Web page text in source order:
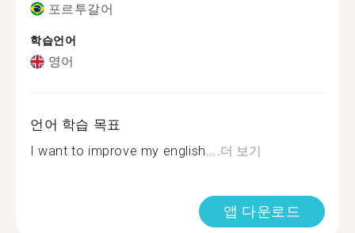
포르투갈어
학습언어
영어
언어 학습 목표
I want to improve my english....더 보기
앱 다운로드